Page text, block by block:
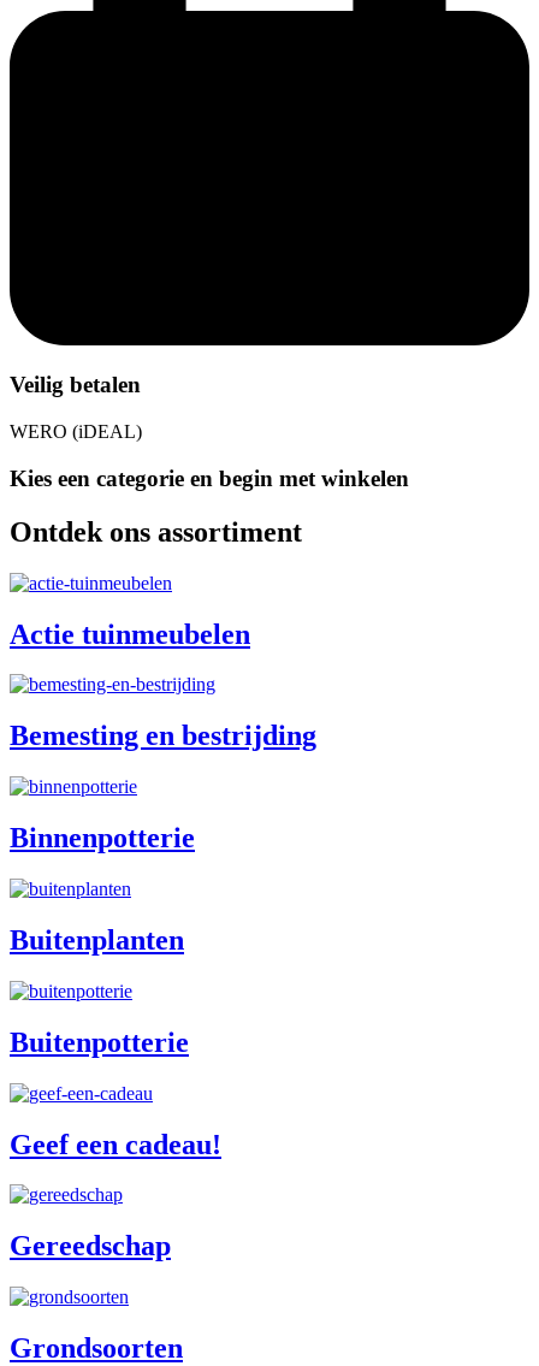
Veilig betalen
WERO (iDEAL)
Kies een categorie en begin met winkelen
Ontdek ons assortiment
Actie tuinmeubelen
Bemesting en bestrijding
Binnenpotterie
Buitenplanten
Buitenpotterie
Geef een cadeau!
Gereedschap
Grondsoorten